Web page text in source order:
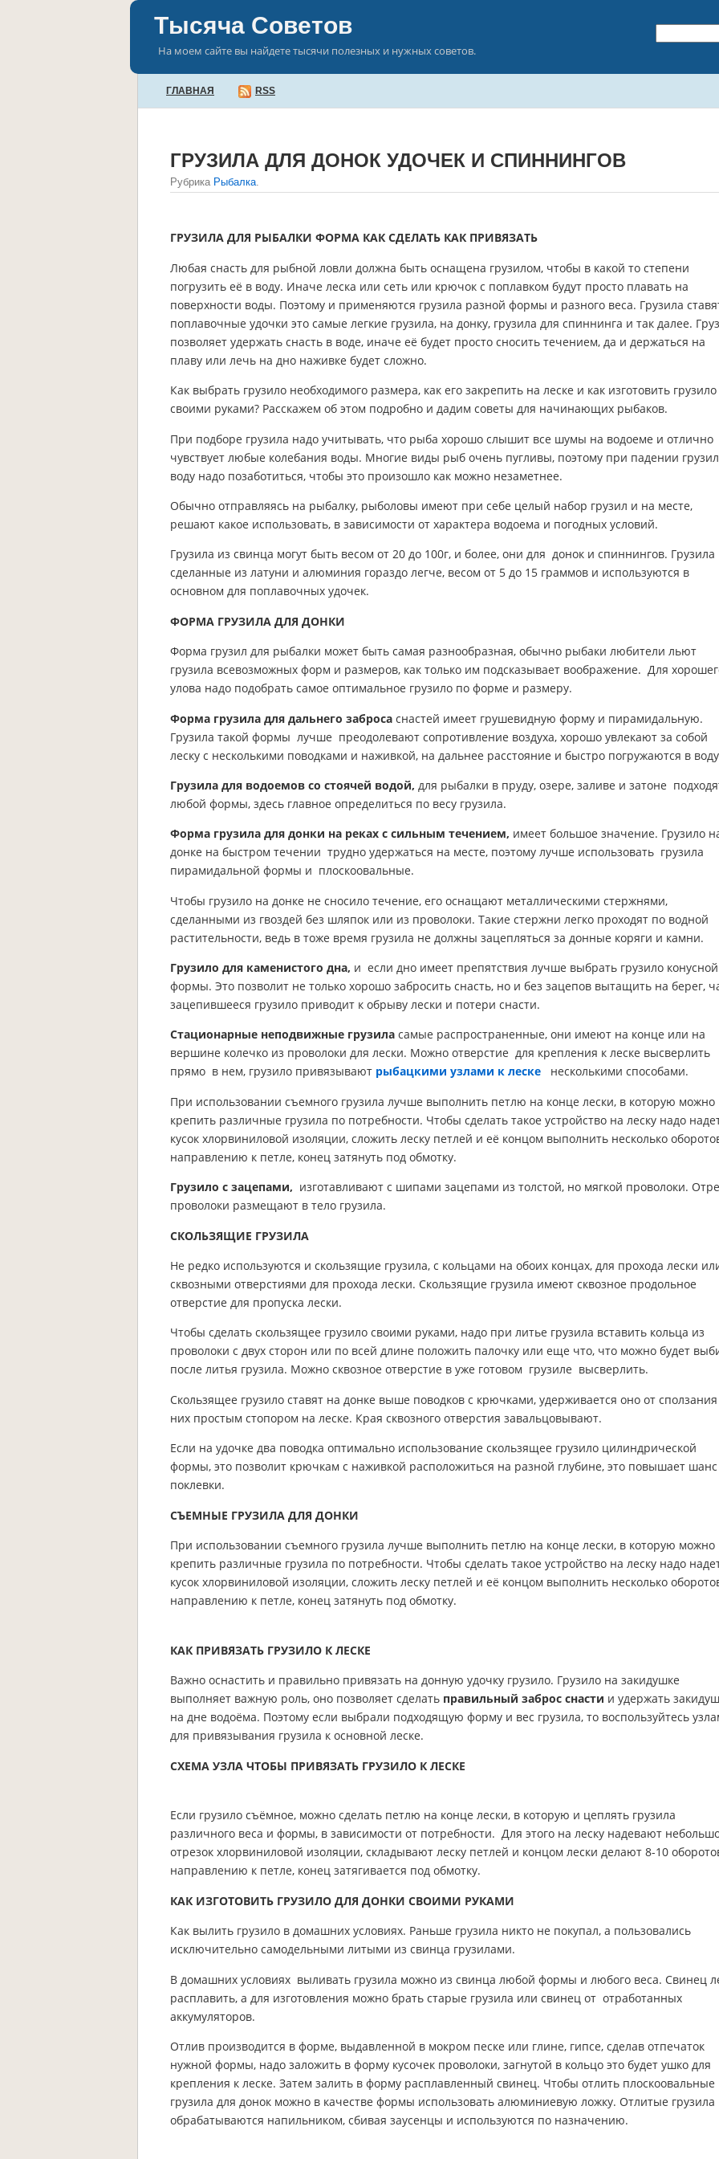
Тысяча Советов
На моем сайте вы найдете тысячи полезных и нужных советов.
ГЛАВНАЯ RSS
ГРУЗИЛА ДЛЯ ДОНОК УДОЧЕК И СПИННИНГОВ
Рубрика Рыбалка.
ГРУЗИЛА ДЛЯ РЫБАЛКИ ФОРМА КАК СДЕЛАТЬ КАК ПРИВЯЗАТЬ
Любая снасть для рыбной ловли должна быть оснащена грузилом, чтобы в какой то степени
погрузить её в воду. Иначе леска или сеть или крючок с поплавком будут просто плавать на
поверхности воды. Поэтому и применяются грузила разной формы и разного веса. Грузила
поплавочные удочки это самые легкие грузила, на донку, грузила для спиннинга и так далее.
позволяет удержать снасть в воде, иначе её будет просто сносить течением, да и держаться на
плаву или лечь на дно наживке будет сложно.
Как выбрать грузило необходимого размера, как его закрепить на леске и как изготовить грузило
своими руками? Расскажем об этом подробно и дадим советы для начинающих рыбаков.
При подборе грузила надо учитывать, что рыба хорошо слышит все шумы на водоеме и отлично
чувствует любые колебания воды. Многие виды рыб очень пугливы, поэтому при падении
воду надо позаботиться, чтобы это произошло как можно незаметнее.
Обычно отправляясь на рыбалку, рыболовы имеют при себе целый набор грузил и на месте,
решают какое использовать, в зависимости от характера водоема и погодных условий.
Грузила из свинца могут быть весом от 20 до 100г, и более, они для донок и спиннингов. Грузила
сделанные из латуни и алюминия гораздо легче, весом от 5 до 15 граммов и используются в
основном для поплавочных удочек.
ФОРМА ГРУЗИЛА ДЛЯ ДОНКИ
Форма грузил для рыбалки может быть самая разнообразная, обычно рыбаки любители льют
грузила всевозможных форм и размеров, как только им подсказывает воображение. Для
улова надо подобрать самое оптимальное грузило по форме и размеру.
Форма грузила для дальнего заброса снастей имеет грушевидную форму и пирамидальную.
Грузила такой формы лучше преодолевают сопротивление воздуха, хорошо увлекают за собой
леску с несколькими поводками и наживкой, на дальнее расстояние и быстро погружаются в
Грузила для водоемов со стоячей водой, для рыбалки в пруду, озере, заливе и затоне
любой формы, здесь главное определиться по весу грузила.
Форма грузила для донки на реках с сильным течением, имеет большое значение. Грузило
донке на быстром течении трудно удержаться на месте, поэтому лучше использовать грузила
пирамидальной формы и плоскоовальные.
Чтобы грузило на донке не сносило течение, его оснащают металлическими стержнями,
сделанными из гвоздей без шляпок или из проволоки. Такие стержни легко проходят по водной
растительности, ведь в тоже время грузила не должны зацепляться за донные коряги и камни.
Грузило для каменистого дна, и если дно имеет препятствия лучше выбрать грузило конусной
формы. Это позволит не только хорошо забросить снасть, но и без зацепов вытащить на берег,
зацепившееся грузило приводит к обрыву лески и потери снасти.
Стационарные неподвижные грузила самые распространенные, они имеют на конце или на
вершине колечко из проволоки для лески. Можно отверстие для крепления к леске высверлить
прямо в нем, грузило привязывают рыбацкими узлами к леске
несколькими способами.
При использовании съемного грузила лучше выполнить петлю на конце лески, в которую можно
крепить различные грузила по потребности. Чтобы сделать такое устройство на леску надо
кусок хлорвиниловой изоляции, сложить леску петлей и её концом выполнить несколько
направлению к петле, конец затянуть под обмотку.
Грузило с зацепами, изготавливают с шипами зацепами из толстой, но мягкой проволоки.
проволоки размещают в тело грузила.
СКОЛЬЗЯЩИЕ ГРУЗИЛА
Не редко используются и скользящие грузила, с кольцами на обоих концах, для прохода лески
сквозными отверстиями для прохода лески. Скользящие грузила имеют сквозное продольное
отверстие для пропуска лески.
Чтобы сделать скользящее грузило своими руками, надо при литье грузила вставить кольца из
проволоки с двух сторон или по всей длине положить палочку или еще что, что можно будет
после литья грузила. Можно сквозное отверстие в уже готовом грузиле высверлить.
Скользящее грузило ставят на донке выше поводков с крючками, удерживается оно от
них простым стопором на леске. Края сквозного отверстия завальцовывают.
Если на удочке два поводка оптимально использование скользящее грузило цилиндрической
формы, это позволит крючкам с наживкой расположиться на разной глубине, это повышает шанс
поклевки.
СЪЕМНЫЕ ГРУЗИЛА ДЛЯ ДОНКИ
При использовании съемного грузила лучше выполнить петлю на конце лески, в которую можно
крепить различные грузила по потребности. Чтобы сделать такое устройство на леску надо
кусок хлорвиниловой изоляции, сложить леску петлей и её концом выполнить несколько
направлению к петле, конец затянуть под обмотку.
КАК ПРИВЯЗАТЬ ГРУЗИЛО К ЛЕСКЕ
Важно оснастить и правильно привязать на донную удочку грузило. Грузило на закидушке
выполняет важную роль, оно позволяет сделать правильный заброс снасти и удержать
на дне водоёма. Поэтому если выбрали подходящую форму и вес грузила, то воспользуйтесь
для привязывания грузила к основной леске.
СХЕМА УЗЛА ЧТОБЫ ПРИВЯЗАТЬ ГРУЗИЛО К ЛЕСКЕ
Если грузило съёмное, можно сделать петлю на конце лески, в которую и цеплять грузила
различного веса и формы, в зависимости от потребности. Для этого на леску надевают
отрезок хлорвиниловой изоляции, складывают леску петлей и концом лески делают 8-10
направлению к петле, конец затягивается под обмотку.
КАК ИЗГОТОВИТЬ ГРУЗИЛО ДЛЯ ДОНКИ СВОИМИ РУКАМИ
Как вылить грузило в домашних условиях. Раньше грузила никто не покупал, а пользовались
исключительно самодельными литыми из свинца грузилами.
В домашних условиях выливать грузила можно из свинца любой формы и любого веса. Свинец
расплавить, а для изготовления можно брать старые грузила или свинец от отработанных
аккумуляторов.
Отлив производится в форме, выдавленной в мокром песке или глине, гипсе, сделав отпечаток
нужной формы, надо заложить в форму кусочек проволоки, загнутой в кольцо это будет ушко для
крепления к леске. Затем залить в форму расплавленный свинец. Чтобы отлить плоскоовальные
грузила для донок можно в качестве формы использовать алюминиевую ложку. Отлитые грузила
обрабатываются напильником, сбивая заусенцы и используются по назначению.